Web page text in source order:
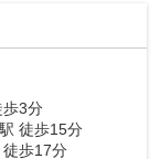
歩3分
駅 徒歩15分
徒歩17分